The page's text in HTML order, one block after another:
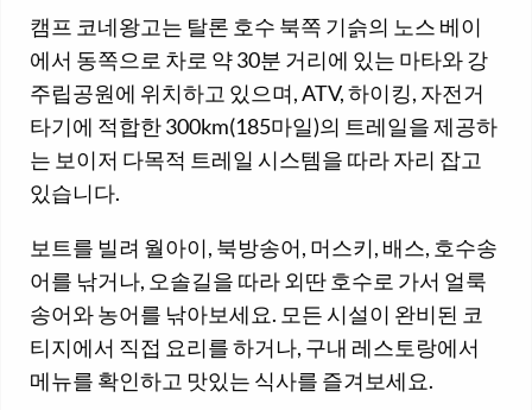
캠프 코네왕고는 탈론 호수 북쪽 기슭의 노스 베이
에서 동쪽으로 차로 약 30분 거리에 있는 마타와 강
주립공원에 위치하고 있으며, ATV, 하이킹, 자전거
타기에 적합한 300km(185마일)의 트레일을 제공하
는 보이저 다목적 트레일 시스템을 따라 자리 잡고
있습니다.
보트를 빌려 월아이, 북방송어, 머스키, 배스, 호수송
어를 낚거나, 오솔길을 따라 외딴 호수로 가서 얼룩
송어와 농어를 낚아보세요. 모든 시설이 완비된 코
티지에서 직접 요리를 하거나, 구내 레스토랑에서
메뉴를 확인하고 맛있는 식사를 즐겨보세요.